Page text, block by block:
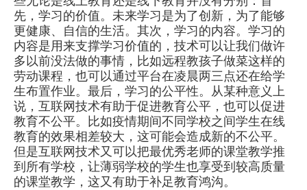
先，学习的价值。未来学习是为了创新，为了能够
更健康、自信的生活。其次，学习的内容。学习的
内容是用来支撑学习价值的，技术可以让我们做许
多以前没法做的事情，比如远程教孩子做菜这样的
劳动课程，也可以通过平台在凌晨两三点还在给学
生布置作业。最后，学习的公平性。从某种意义上
说，互联网技术有助于促进教育公平，也可以促进
教育不公平。比如疫情期间不同学校之间学生在线
教育的效果相差较大，这可能会造成新的不公平。
但是互联网技术又可以把最优秀老师的课堂教学推
到所有学校，让薄弱学校的学生也享受到较高质量
的课堂教学，这又有助于补足教育鸿沟。